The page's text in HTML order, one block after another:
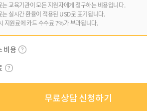
교육기관이 모든 지원자에게 청구하는 비용입니다.
실시간 환율이 적용된 USD로 표기됩니다.
지원료에 카드 수수료 7%가 부과됩니다.
비용
무료상담 신청하기